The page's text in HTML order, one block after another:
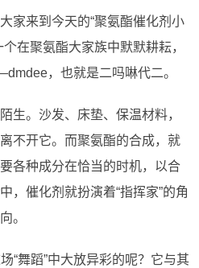
家来到今天的“聚氨酯催化剂小
在聚氨酯大家族中默默耕耘，
，也就是二吗啉代二。
生。沙发、床垫、保温材料，
不开它。而聚氨酯的合成，就
各种成分在恰当的时机，以合
，催化剂就扮演着“指挥家”的角
。
“舞蹈”中大放异彩的呢？它与其